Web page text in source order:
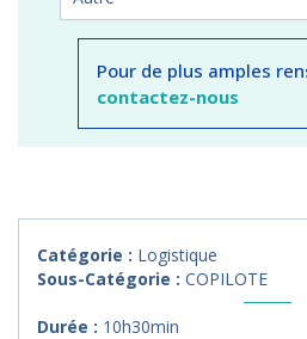
Pour de plus amples
contactez-nous
Catégorie : Logistique
Sous-Catégorie : COPILOTE
Durée : 10h30min